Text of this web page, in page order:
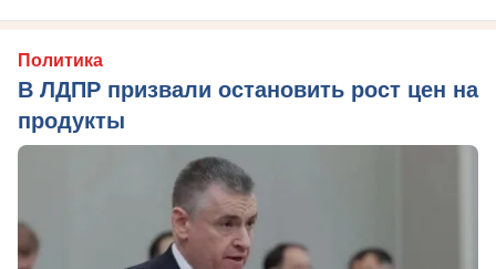
Политика
В ЛДПР призвали остановить рост цен на
продукты